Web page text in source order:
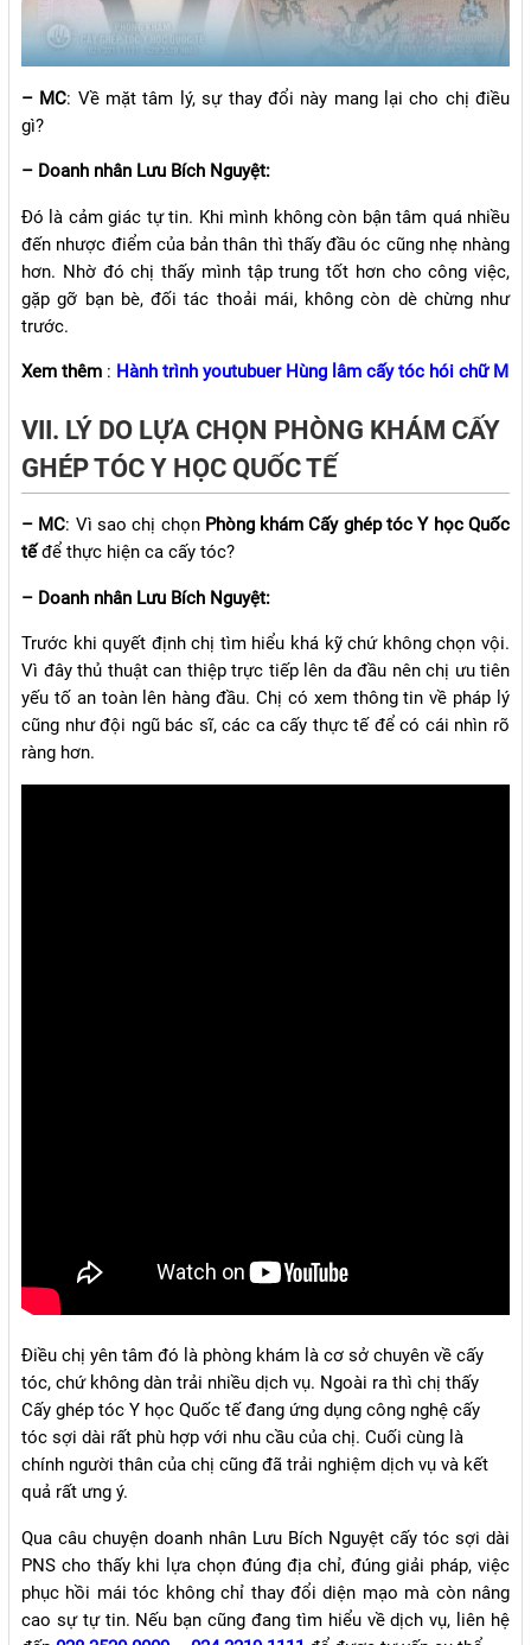
– MC: Về mặt tâm lý, sự thay đổi này mang lại cho chị điều
gì?
– Doanh nhân Lưu Bích Nguyệt:
Đó là cảm giác tự tin. Khi mình không còn bận tâm quá nhiều
đến nhược điểm của bản thân thì thấy đầu óc cũng nhẹ nhàng
hơn. Nhờ đó chị thấy mình tập trung tốt hơn cho công việc,
gặp gỡ bạn bè, đối tác thoải mái, không còn dè chừng như
trước.
Xem thêm : Hành trình youtubuer Hùng lâm cấy tóc hói chữ M
VII. LÝ DO LỰA CHỌN PHÒNG KHÁM CẤY
GHÉP TÓC Y HỌC QUỐC TẾ
– MC: Vì sao chị chọn Phòng khám Cấy ghép tóc Y học Quốc
tếđể thực hiện ca cấy tóc?
– Doanh nhân Lưu Bích Nguyệt:
Trước khi quyết định chị tìm hiểu khá kỹ chứ không chọn vội.
Vì đây thủ thuật can thiệp trực tiếp lên da đầu nên chị ưu tiên
yếu tố an toàn lên hàng đầu. Chị có xem thông tin về pháp lý
cũng như đội ngũ bác sĩ, các ca cấy thực tế để có cái nhìn rõ
ràng hơn.
Điều chị yên tâm đó là phòng khám là cơ sở chuyên về cấy
tóc, chứ không dàn trải nhiều dịch vụ. Ngoài ra thì chị thấy
Cấy ghép tóc Y học Quốc tế đang ứng dụng công nghệ cấy
tóc sợi dài rất phù hợp với nhu cầu của chị. Cuối cùng là
chính người thân của chị cũng đã trải nghiệm dịch vụ và kết
quả rất ưng ý.
Qua câu chuyện doanh nhân Lưu Bích Nguyệt cấy tóc sợi dài
PNS cho thấy khi lựa chọn đúng địa chỉ, đúng giải pháp, việc
phục hồi mái tóc không chỉ thay đổi diện mạo mà còn nâng
cao sự tự tin. Nếu bạn cũng đang tìm hiểu về dịch vụ, liên hệ